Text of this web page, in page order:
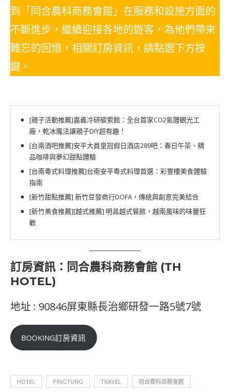
到「同合農科商務會館」在服務和設施方面的
不斷進步，繼續迎接各地的遊客，為他們帶來
難忘的回憶，相關訂房資訊，請點選下方按
鍵。
[親子活動推薦]嘉義冷研碳索館：全台首家CO2氣體觀光工
廠，乾冰魔法讓親子DIY超有趣！
[台南酒吧推薦]安平大員皇冠假日酒店289吧：春日午茶、精
品咖啡與夢幻甜點體驗
[台南粵式料理推薦]台南安平粵式料理首選：彩豐樓美食體驗
指南
[新竹甜點推薦] 新竹豆發商行DOFA，傳統與創意完美結合
[新竹美食推薦][越式推薦] 明昌越式餐館，越南風味的味蕾狂
歡
訂房資訊：同合農科商務會館 (TH
HOTEL)
地址 : 90846屏東縣長治鄉研發一路5號7號
BOOKING訂房資訊
HOTEL PINGTUNG TRAVEL 同合農科商務會館